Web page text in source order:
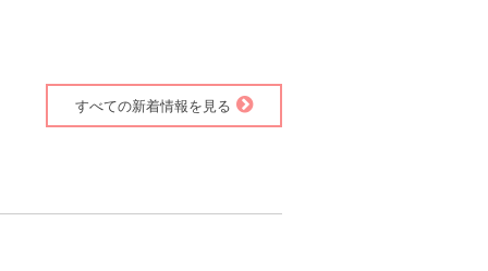
すべての新着情報を見る